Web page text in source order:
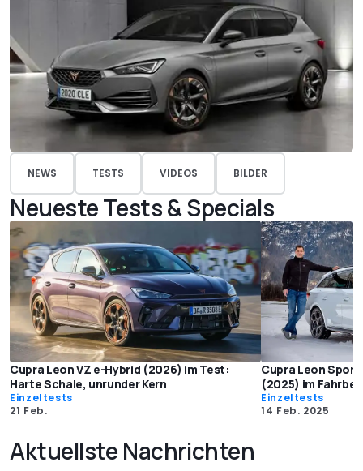
NEWS TESTS VIDEOS BILDER
Neueste Tests & Specials
Cupra Leon VZ e-Hybrid (2026) im Test:
Harte Schale, unrunder Kern
Einzeltests
21 Feb.
Cupra Leon
(2025) im
Einzeltests
14 Feb. 2025
Aktuellste Nachrichten